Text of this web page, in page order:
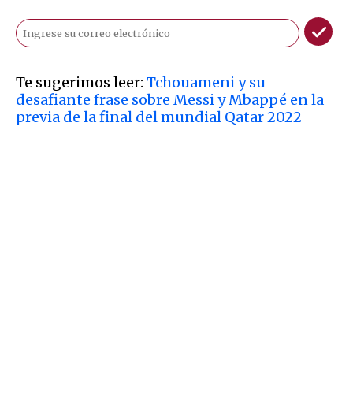
Te sugerimos leer: Tchouameni y su
desafiante frase sobre Messi y Mbappé en la
previa de la final del mundial Qatar 2022